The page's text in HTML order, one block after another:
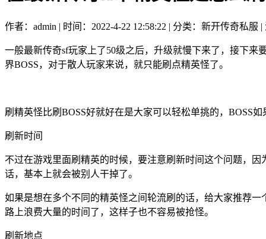
作者：admin | 时间：2022-4-22 12:58:22 | 分类：新开传奇私服 |
一般最新传奇sf玩家上了50级之后，升级就慢下来了，接下
界BOSS，对于散人玩家来说，就只能刷点精英怪了。
刷精英怪比刷BOSS好就好在是大家可以轻松单挑的，BOSS
刷新时间
不过在游戏里面刷精英的时候，要注意刷新时间这个问题，
话，基本上就会被别人干掉了。
如果是想在多个不同的精英怪之间轮流刷的话，给大家推荐
路上浪费大量的时间了，这样子也不容易被抢怪。
刷新地点